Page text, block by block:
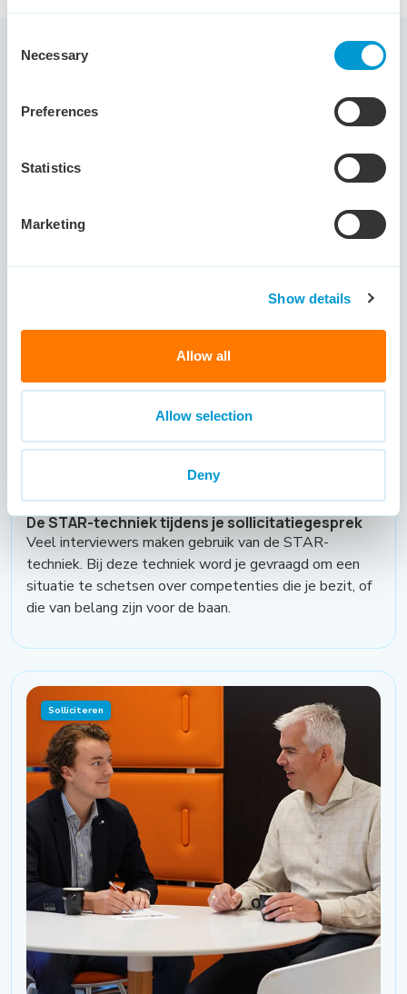
Selection
Necessary
Preferences
Statistics
Marketing
Show details
Allow all
Allow selection
Deny
Gerelateerde blogartikelen voor jou
De STAR-techniek tijdens je sollicitatiegesprek
Veel interviewers maken gebruik van de STAR-
techniek. Bij deze techniek word je gevraagd om een
situatie te schetsen over competenties die je bezit, of
die van belang zijn voor de baan.
Solliciteren